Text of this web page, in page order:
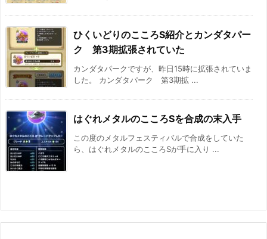
ひくいどりのこころS紹介とカンダタパー
ク 第3期拡張されていた
カンダタパークですが、昨日15時に拡張されていま
した。 カンダタパーク 第3期拡 ...
はぐれメタルのこころSを合成の末入手
この度のメタルフェスティバルで合成をしていた
ら、はぐれメタルのこころSが手に入り ...